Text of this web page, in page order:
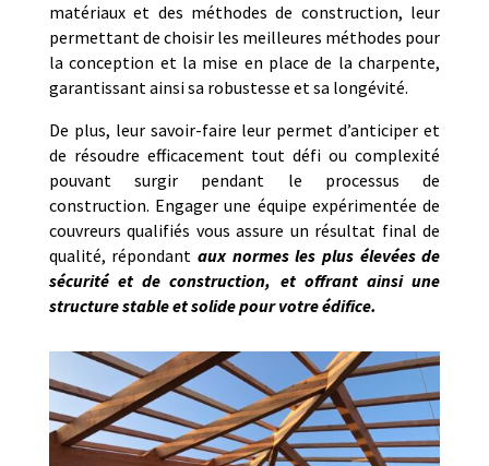
matériaux et des méthodes de construction, leur
permettant de choisir les meilleures méthodes pour
la conception et la mise en place de la charpente,
garantissant ainsi sa robustesse et sa longévité.
De plus, leur savoir-faire leur permet d’anticiper et
de résoudre efficacement tout défi ou complexité
pouvant surgir pendant le processus de
construction. Engager une équipe expérimentée de
couvreurs qualifiés vous assure un résultat final de
qualité, répondantaux normes les plus élevées de
sécurité et de construction, et offrant ainsi une
structure stable et solide pour votre édifice.